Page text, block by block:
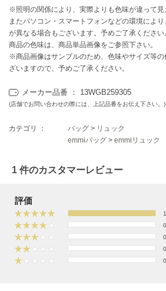
EIMY ISTOIRE
エイミー イストワール
emmi
エミ
emmi atelier
エミ アトリエ
emmi yoga
ETRÉ TOKYO
エトレトウキョウ
ey
アイ
FILA
フィラ
※照明の関係により、実際よりも色味が違って見
またパソコン・スマートフォンなどの環境によ
が異なる場合もございます。予めご了承ください
商品の色味は、商品単品画像をご参照下さい。
※商品画像はサンプルのため、色味やサイズ等
ざいますので、予めご了承ください。
メーカー品番 ： 13WGB259305
(店舗でお問い合わせの際には、上記品番をお伝え下さい。)
カテゴリ ： バッグ > リュック
emmiバッグ > emmiリュック
1 件のカスタマーレビュー
評価